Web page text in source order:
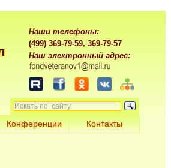
Наши телефоны:
(499) 369-79-59, 369-79-57
Наш электронный адрес:
Конференции Контакты